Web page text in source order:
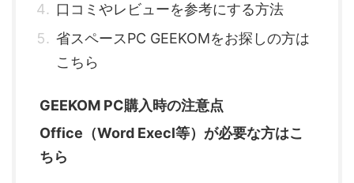
口コミやレビューを参考にする方法
省スペースPC GEEKOMをお探しの方は
こちら
GEEKOM PC購入時の注意点
Office（Word Execl等）が必要な方はこ
ちら